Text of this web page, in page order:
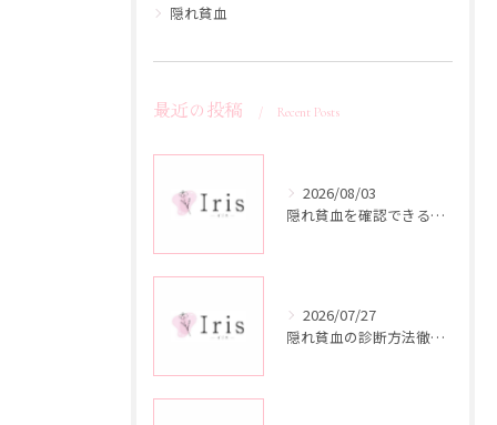
隠れ貧血
最近の投稿 Recent Posts
2026/08/03
隠れ貧血を確認できるツアー活用法と岐阜県揖斐郡揖斐川町での検査や健診比較ガイド
2026/07/27
隠れ貧血の診断方法徹底解説フェリチン値やセルフチェックで見逃さないコツ